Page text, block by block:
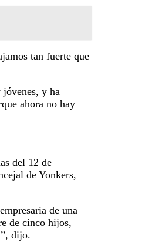
tan fuerte que
jóvenes, y ha
ahora no hay
del 12 de
de Yonkers,
de una
de cinco hijos,
dijo.